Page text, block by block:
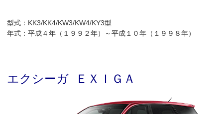
型式：KK3/KK4/KW3/KW4/KY3型
年式：平成４年（１９９２年）～平成１０年（１９９８年）
エクシーガ ＥＸＩＧＡ